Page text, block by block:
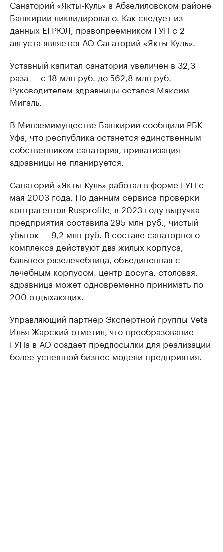
Санаторий «Якты-Куль» в Абзелиловском районе
Башкирии ликвидировано. Как следует из
данных ЕГРЮЛ, правопреемником ГУП с 2
августа является АО Санаторий «Якты-Куль».
Уставный капитал санатория увеличен в 32,3
раза — с 18 млн руб. до 562,8 млн руб.
Руководителем здравницы остался Максим
Мигаль.
В Минземимуществе Башкирии сообщили РБК
Уфа, что республика останется единственным
собственником санатория, приватизация
здравницы не планируется.
Санаторий «Якты-Куль» работал в форме ГУП с
мая 2003 года. По данным сервиса проверки
контрагентов Rusprofile , в 2023 году выручка
предприятия составила 295 млн руб., чистый
убыток — 9,2 млн руб. В составе санаторного
комплекса действуют два жилых корпуса,
бальнеогрязелечебница, объединенная с
лечебным корпусом, центр досуга, столовая,
здравница может одновременно принимать по
200 отдыхающих.
Управляющий партнер Экспертной группы Veta
Илья Жарский отметил, что преобразование
ГУПа в АО создает предпосылки для реализации
более успешной бизнес-модели предприятия.